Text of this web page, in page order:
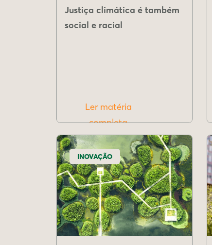
Justiça climática é também
social e racial
Ler matéria
completa
INOVAÇÃO